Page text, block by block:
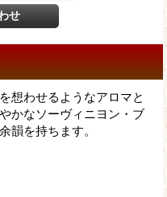
想わせるようなアロマと
かなソーヴィニヨン・ブ
韻を持ちます。